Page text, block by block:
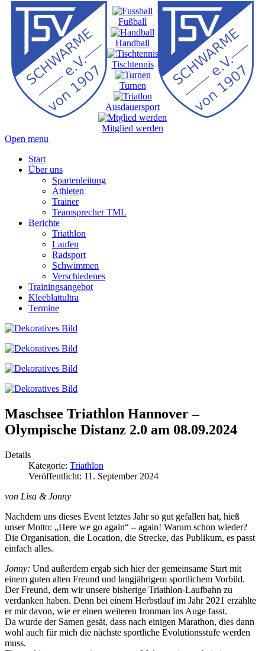
Fußball
Handball
Tischtennis
Turnen
Ausdauersport
Mitglied werden
Open menu
Start
Über uns
Spartenleitung
Athleten
Trainer
Teamsprecher TML
Berichte
Triathlon
Laufen
Radsport
Schwimmen
Verschiedenes
Trainingsangebot
Kleeblattultra
Termine
Maschsee Triathlon Hannover –
Olympische Distanz 2.0 am 08.09.2024
Details
Kategorie: Triathlon
Veröffentlicht: 11. September 2024
von Lisa & Jonny
Nachdem uns dieses Event letztes Jahr so gut gefallen hat, hieß
unser Motto: „Here we go again“ – again! Warum schon wieder?
Die Organisation, die Location, die Strecke, das Publikum, es passt
einfach alles.
Jonny: Und außerdem ergab sich hier der gemeinsame Start mit
einem guten alten Freund und langjährigem sportlichem Vorbild.
Der Freund, dem wir unsere bisherige Triathlon-Laufbahn zu
verdanken haben. Denn bei einem Herbstlauf im Jahr 2021 erzählte
er mir davon, wie er einen weiteren Ironman ins Auge fasst.
Da wurde der Samen gesät, dass nach einigen Marathon, dies dann
wohl auch für mich die nächste sportliche Evolutionsstufe werden
muss.